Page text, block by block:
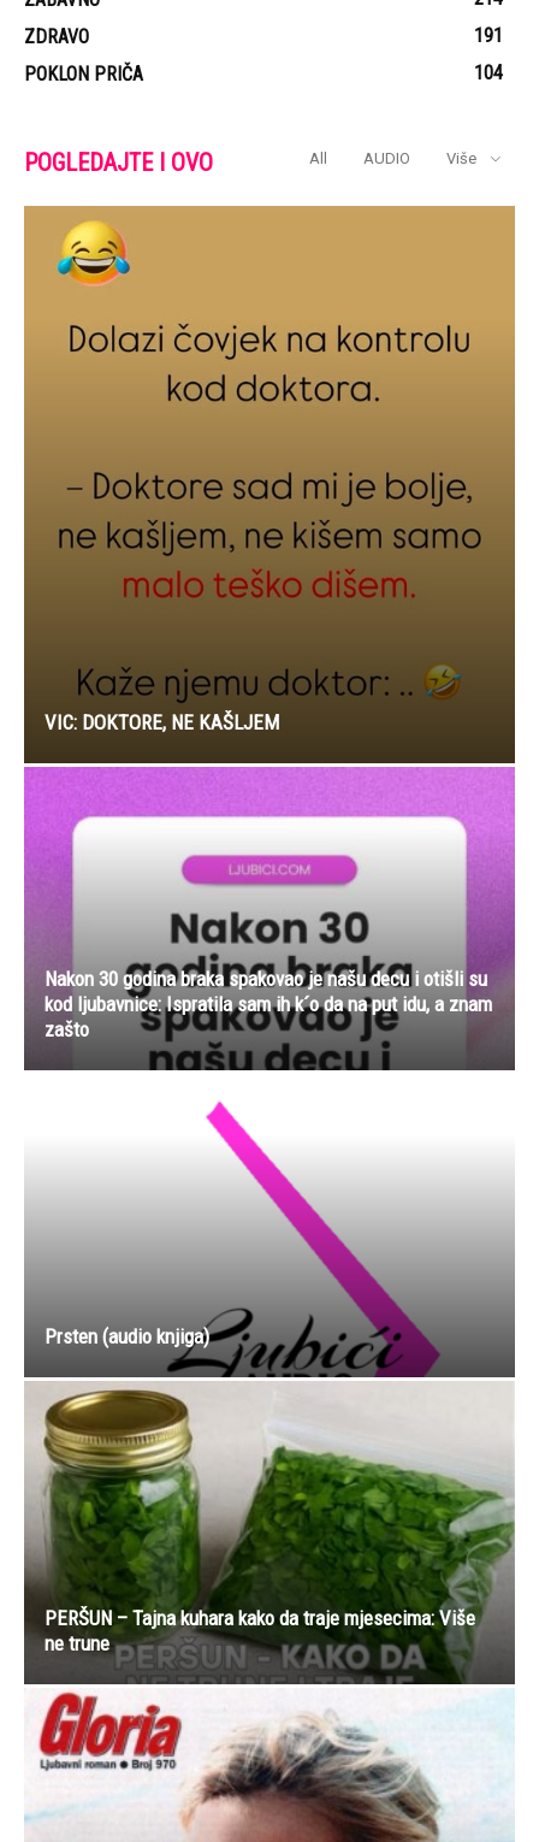
ZDRAVO
191
POKLON PRIČA
104
POGLEDAJTE I OVO All AUDIO Više
VIC: DOKTORE, NE KAŠLJEM
Nakon 30 godina braka spakovao je našu decu i otišli su
kod ljubavnice: Ispratila sam ih k´o da na put idu, a znam
zašto
Prsten (audio knjiga)
PERŠUN – Tajna kuhara kako da traje mjesecima: Više
ne trune